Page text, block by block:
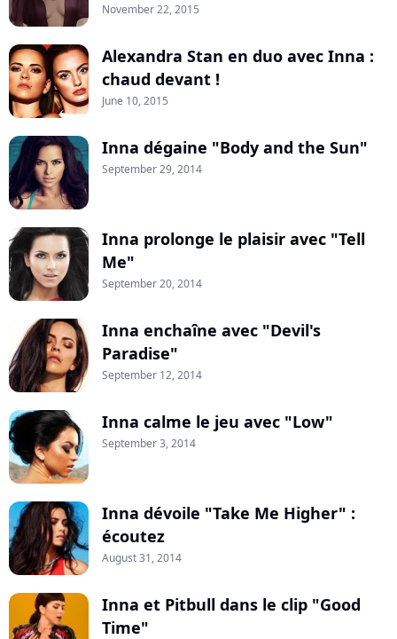
November 22, 2015
Alexandra Stan en duo avec Inna :
chaud devant !
June 10, 2015
Inna dégaine "Body and the Sun"
September 29, 2014
Inna prolonge le plaisir avec "Tell
Me"
September 20, 2014
Inna enchaîne avec "Devil's
Paradise"
September 12, 2014
Inna calme le jeu avec "Low"
September 3, 2014
Inna dévoile "Take Me Higher" :
écoutez
August 31, 2014
Inna et Pitbull dans le clip "Good
Time"